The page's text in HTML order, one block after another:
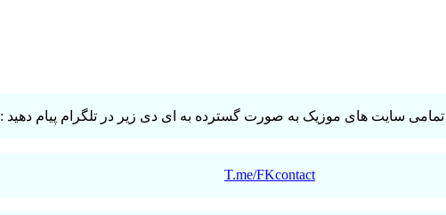
سایت های موزیک به صورت گسترده به ای دی زیر در تلگرام پیام دهید :
T.me/FKcontact